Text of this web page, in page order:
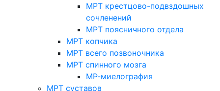
МРТ крестцово-подвздошных
сочленений
МРТ поясничного отдела
МРТ копчика
МРТ всего позвоночника
МРТ спинного мозга
МР-миелография
МРТ суставов